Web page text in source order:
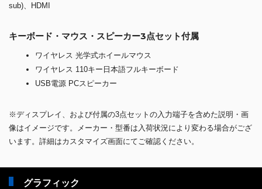
sub)、HDMI
キーボード・マウス・スピーカー3点セット付属
ワイヤレス 光学式ホイールマウス
ワイヤレス 110キー日本語フルキーボード
USB電源 PCスピーカー
※ディスプレイ、および付属の3点セットの入力端子を含めた説明・画
像はイメージです。メーカー・型番は入荷状況により変わる場合がござ
います。詳細はカスタマイズ画面にてご確認ください。
グラフィック